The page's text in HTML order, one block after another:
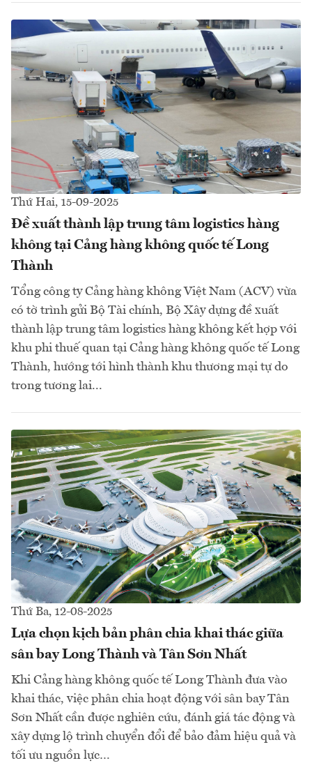
Thứ Hai, 15-09-2025
Đề xuất thành lập trung tâm logistics hàng
không tại Cảng hàng không quốc tế Long
Thành
Tổng công ty Cảng hàng không Việt Nam (ACV) vừa
có tờ trình gửi Bộ Tài chính, Bộ Xây dựng đề xuất
thành lập trung tâm logistics hàng không kết hợp với
khu phi thuế quan tại Cảng hàng không quốc tế Long
Thành, hướng tới hình thành khu thương mại tự do
trong tương lai...
Thứ Ba, 12-08-2025
Lựa chọn kịch bản phân chia khai thác giữa
sân bay Long Thành và Tân Sơn Nhất
Khi Cảng hàng không quốc tế Long Thành đưa vào
khai thác, việc phân chia hoạt động với sân bay Tân
Sơn Nhất cần được nghiên cứu, đánh giá tác động và
xây dựng lộ trình chuyển đổi để bảo đảm hiệu quả và
tối ưu nguồn lực…